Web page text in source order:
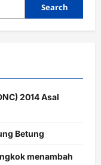
Search
2014 Asal
Betung
menambah